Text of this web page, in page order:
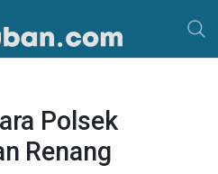
Polsek
Renang